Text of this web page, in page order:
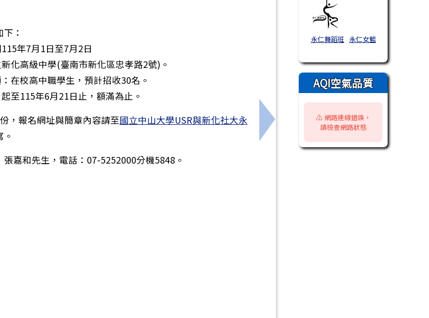
山醫學大學牙醫學系「數位牙醫體驗營」相關訊息
：
年7月1日至7月2日
化高級中學(臺南市新化區忠孝路2號)。
在校高中職學生，預計招收30名。
至115年6月21日止，額滿為止。
，報名網址與簡章內容請至國立中山大學USR與新化社大永
嘉和先生，電話：07-5252000分機5848。
下一筆：『高中營隊』元智大學機械工
永仁舞蹈班 永仁女籃
AQI空氣品質
⚠️ 網路連線錯誤，
請檢查網路狀態